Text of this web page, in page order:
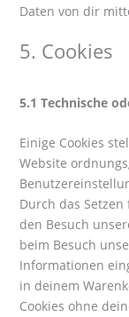
Daten von dir
5. Cookies
5.1 Technische
Einige Cookies
Website
Durch das
den Besuch
beim Besuch
Informationen
in deinem
Cookies ohne